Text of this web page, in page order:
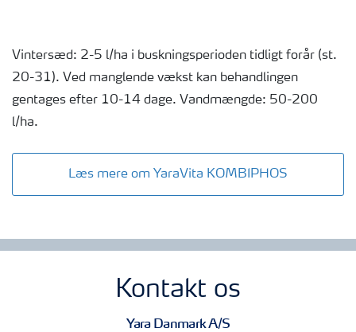
Vintersæd: 2-5 l/ha i buskningsperioden tidligt forår (st.
20-31). Ved manglende vækst kan behandlingen
gentages efter 10-14 dage. Vandmængde: 50-200
l/ha.
Læs mere om YaraVita KOMBIPHOS
Kontakt os
Yara Danmark A/S